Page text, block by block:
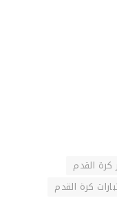
كرة القدم
كرة القدم